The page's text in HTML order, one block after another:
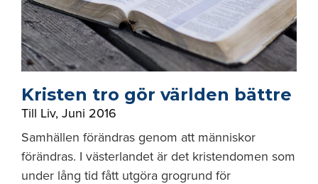
Kristen tro gör världen bättre
Till Liv, Juni 2016
Samhällen förändras genom att människor
förändras. I västerlandet är det kristendomen som
under lång tid fått utgöra grogrund för